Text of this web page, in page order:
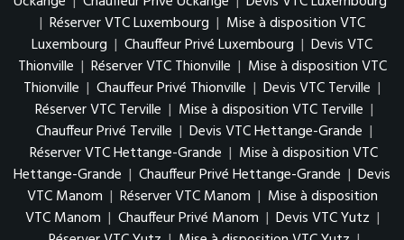
| Réserver VTC Luxembourg | Mise à disposition VTC
Luxembourg | Chauffeur Privé Luxembourg | Devis VTC
Thionville | Réserver VTC Thionville | Mise à disposition VTC
Thionville | Chauffeur Privé Thionville | Devis VTC Terville |
Réserver VTC Terville | Mise à disposition VTC Terville |
Chauffeur Privé Terville | Devis VTC Hettange-Grande |
Réserver VTC Hettange-Grande | Mise à disposition VTC
Hettange-Grande | Chauffeur Privé Hettange-Grande | Devis
VTC Manom | Réserver VTC Manom | Mise à disposition
VTC Manom | Chauffeur Privé Manom | Devis VTC Yutz |